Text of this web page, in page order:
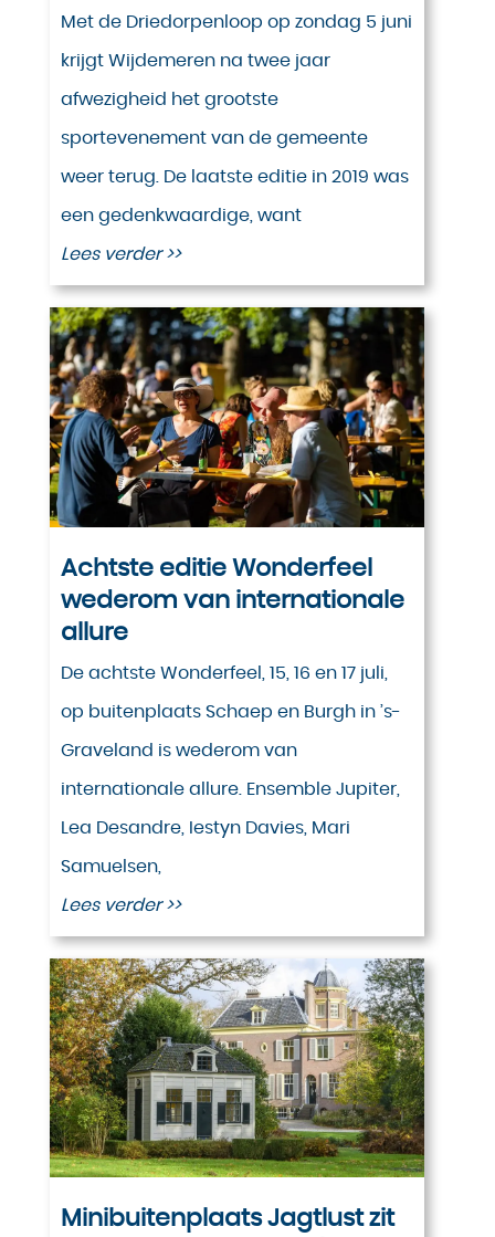
Met de Driedorpenloop op zondag 5 juni
krijgt Wijdemeren na twee jaar
afwezigheid het grootste
sportevenement van de gemeente
weer terug. De laatste editie in 2019 was
een gedenkwaardige, want
Lees verder >>
Achtste editie Wonderfeel
wederom van internationale
allure
De achtste Wonderfeel, 15, 16 en 17 juli,
op buitenplaats Schaep en Burgh in ’s-
Graveland is wederom van
internationale allure. Ensemble Jupiter,
Lea Desandre, Iestyn Davies, Mari
Samuelsen,
Lees verder >>
Minibuitenplaats Jagtlust zit